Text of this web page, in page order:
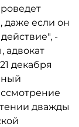
даже если он
-
адвокат
декабря
дважды